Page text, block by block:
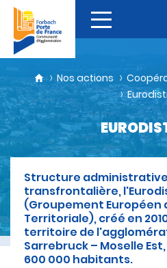
Nos actions
Structure
transfrontalière,
(Groupement Européen
Territoriale), créé en
territoire de
Sarrebruck – Moselle
600 000 habitants.